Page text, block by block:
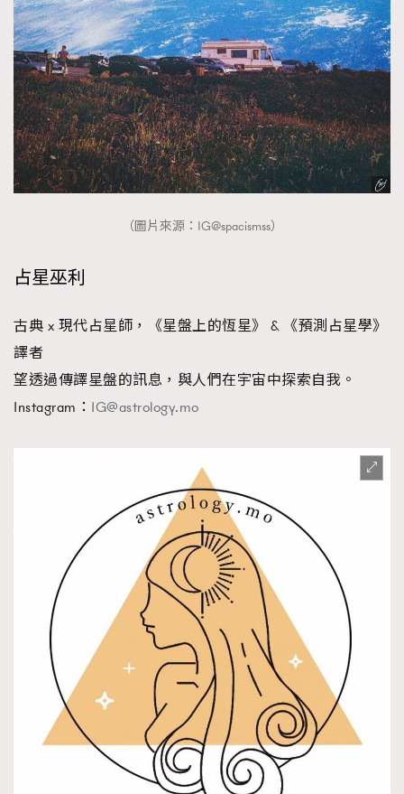
（圖片來源：IG@spacismss）
占星巫利
古典 x 現代占星師，《星盤上的恆星》 & 《預測占星學》
譯者
望透過傳譯星盤的訊息，與人們在宇宙中探索自我。
Instagram： IG@astrology.mo